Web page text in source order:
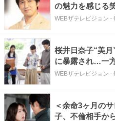
の魅力を感じる
ショット＜余命3
WEBザテレビジョン -
桜井日奈子“美
に暴露され…一
りたいことリス
WEBザテレビジョン -
＜余命3ヶ月の
子、不倫相手か